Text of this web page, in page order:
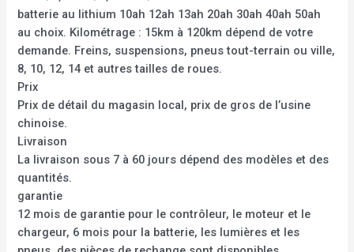
batterie au lithium 10ah 12ah 13ah 20ah 30ah 40ah 50ah
au choix. Kilométrage : 15km à 120km dépend de votre
demande. Freins, suspensions, pneus tout-terrain ou ville,
8, 10, 12, 14 et autres tailles de roues.
Prix
Prix de détail du magasin local, prix de gros de l’usine
chinoise.
Livraison
La livraison sous 7 à 60 jours dépend des modèles et des
quantités.
garantie
12 mois de garantie pour le contrôleur, le moteur et le
chargeur, 6 mois pour la batterie, les lumières et les